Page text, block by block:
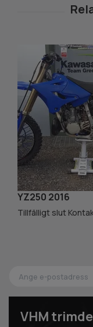
VHM
YZ250 2016
Tillfälligt slut